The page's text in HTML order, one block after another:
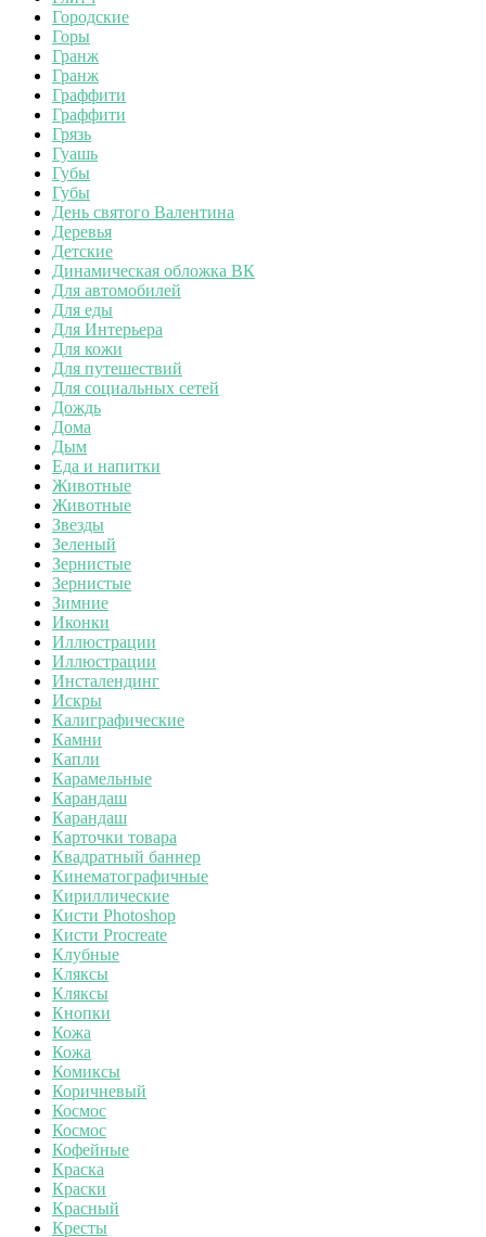
Городские
Горы
Гранж
Гранж
Граффити
Граффити
Грязь
Гуашь
Губы
Губы
День святого Валентина
Деревья
Детские
Динамическая обложка ВК
Для автомобилей
Для еды
Для Интерьера
Для кожи
Для путешествий
Для социальных сетей
Дождь
Дома
Дым
Еда и напитки
Животные
Животные
Звезды
Зеленый
Зернистые
Зернистые
Зимние
Иконки
Иллюстрации
Иллюстрации
Инсталендинг
Искры
Калиграфические
Камни
Капли
Карамельные
Карандаш
Карандаш
Карточки товара
Квадратный баннер
Кинематографичные
Кириллические
Кисти Photoshop
Кисти Procreate
Клубные
Кляксы
Кляксы
Кнопки
Кожа
Кожа
Комиксы
Коричневый
Космос
Космос
Кофейные
Краска
Краски
Красный
Кресты